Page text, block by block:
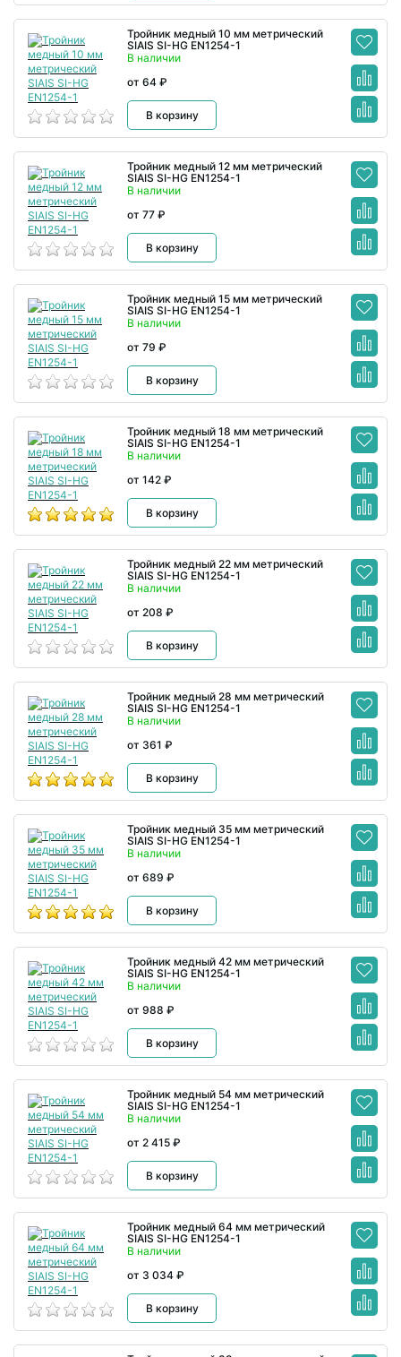
Тройник медный 10 мм метрический
SIAIS SI-HG EN1254-1
В наличии
от 64 ₽
В корзину
Тройник медный 12 мм метрический
SIAIS SI-HG EN1254-1
В наличии
от 77 ₽
В корзину
Тройник медный 15 мм метрический
SIAIS SI-HG EN1254-1
В наличии
от 79 ₽
В корзину
Тройник медный 18 мм метрический
SIAIS SI-HG EN1254-1
В наличии
от 142 ₽
В корзину
Тройник медный 22 мм метрический
SIAIS SI-HG EN1254-1
В наличии
от 208 ₽
В корзину
Тройник медный 28 мм метрический
SIAIS SI-HG EN1254-1
В наличии
от 361 ₽
В корзину
Тройник медный 35 мм метрический
SIAIS SI-HG EN1254-1
В наличии
от 689 ₽
В корзину
Тройник медный 42 мм метрический
SIAIS SI-HG EN1254-1
В наличии
от 988 ₽
В корзину
Тройник медный 54 мм метрический
SIAIS SI-HG EN1254-1
В наличии
от 2 415 ₽
В корзину
Тройник медный 64 мм метрический
SIAIS SI-HG EN1254-1
В наличии
от 3 034 ₽
В корзину